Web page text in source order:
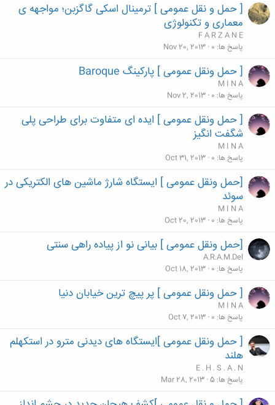
[ حمل و نقل عمومی ] ترمینال اسکی گاگزبن؛ مواجهه ی
معماری و تکنولوژی
F A R Z A N E
پاسخ ها 0
Nov 20, 2013
[ حمل ونقل عمومی ] پارکینگ Baroque
M I N A
پاسخ ها 0
Nov 2, 2013
[ حمل ونقل عمومی ] ایده ای متفاوت برای طراحی پلی
شگفت انگیز
M I N A
پاسخ ها 0
Oct 31, 2013
[حمل ونقل عمومی ] ایستگاه شارژ ماشین های الکتریکی در
سوئد
M I N A
پاسخ ها 0
Oct 20, 2013
[حمل ونقل عمومی ] بیانی نو از پیاده راهی سنتی
A.R.A.M.Del
پاسخ ها 0
Oct 18, 2013
[ حمل ونقل عمومی ] پر پیچ ترین خیابان دنیا
M I N A
پاسخ ها 0
Oct 7, 2013
[ حمل ونقل عمومی ]ایستگاه های دیدنی مترو در استکهلم
هلند
E . H . S . A . N
پاسخ ها 5
Mar 28, 2013